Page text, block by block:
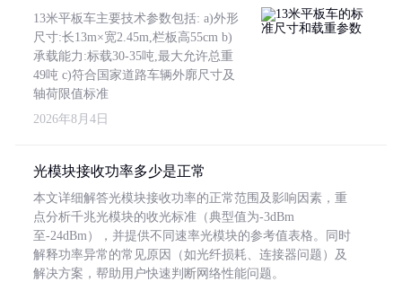
13米平板车主要技术参数包括: a)外形
尺寸:长13m×宽2.45m,栏板高55cm b)
承载能力:标载30-35吨,最大允许总重
49吨 c)符合国家道路车辆外廓尺寸及
轴荷限值标准
2026年8月4日
光模块接收功率多少是正常
本文详细解答光模块接收功率的正常范围及影响因素，重
点分析千兆光模块的收光标准（典型值为-3dBm
至-24dBm），并提供不同速率光模块的参考值表格。同时
解释功率异常的常见原因（如光纤损耗、连接器问题）及
解决方案，帮助用户快速判断网络性能问题。